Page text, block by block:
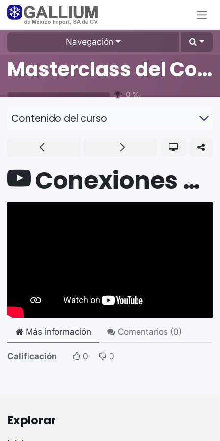
Navegación
Masterclass del Compresor Scroll
0 %
Contenido del curso
Conexiones Eléctricas Seguras
Más información Comentarios (0)
Calificación 0 0
Explorar